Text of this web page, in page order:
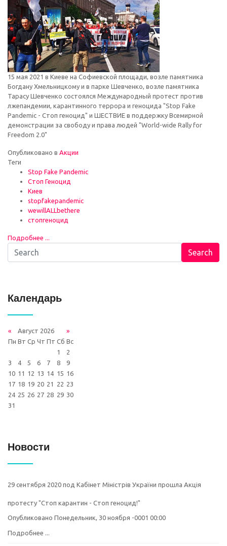
15 мая 2021 в Киеве на Софиевской площади, возле памятника
Богдану Хмельницкому и в парке Шевченко, возле памятника
Тарасу Шевченко состоялся Международный протест против
лжепандемии, карантинного террора и геноцида "Stop Fake
Pandemic - Стоп геноцид" и ШЕСТВИЕ в поддержку Всемирной
демонстрации за свободу и права людей "World-wide Rally for
Freedom 2.0"
Опубликовано в Акции
Теги
Stop Fake Pandemic
Стоп Геноцид
Киев
stopfakepandemic
wewillALLbethere
стопгеноцид
Подробнее ...
Search
Календарь
« Август 2026
»
Пн Вт Ср Чт Пт Сб Вс
1
2
3
4 5 6 7 8
9
10 11 12 13 14 15 16
17 18 19 20 21 22 23
24 25 26 27 28 29 30
31
Новости
29 сентября 2020 под Кабінет Міністрів України прошла Акція
протесту "Стоп карантин - Стоп геноцид!"
Опубликовано Понедельник, 30 ноября -0001 00:00
Подробнее ...